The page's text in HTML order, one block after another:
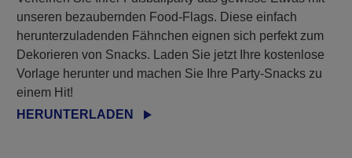
unseren bezaubernden Food-Flags. Diese einfach
herunterzuladenden Fähnchen eignen sich perfekt zum
Dekorieren von Snacks. Laden Sie jetzt Ihre kostenlose
Vorlage herunter und machen Sie Ihre Party-Snacks zu
einem Hit!
HERUNTERLADEN